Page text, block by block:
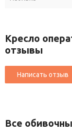
Кресло
отзывы
Все